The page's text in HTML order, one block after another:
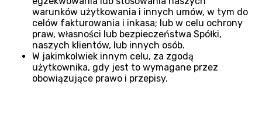
warunków użytkowania i innych umów, w tym do
celów fakturowania i inkasa; lub w celu ochrony
praw, własności lub bezpieczeństwa Spółki,
naszych klientów, lub innych osób.
W jakimkolwiek innym celu, za zgodą
użytkownika, gdy jest to wymagane przez
obowiązujące prawo i przepisy.